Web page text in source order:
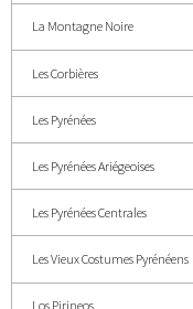
La Montagne Noire
Les Corbières
Les Pyrénées
Les Pyrénées Ariégeoises
Les Pyrénées Centrales
Les Vieux Costumes Pyrénéens
Los Pirineos